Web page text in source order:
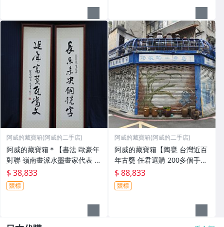
阿威的藏寶箱(阿威的二手店)
阿威的藏寶箱＊【書法 歐豪年
對聯 嶺南畫派水墨畫家代表 畫
心高110x24.5公分 秦孝儀譽為
(大宗師)認為他是嶺南畫派開宗
以來之詩書畫全能 名家書畫原
$ 38,833
競標
阿威的藏寶箱(阿威的二手店)
阿威的藏寶箱【陶甕 台灣近百
年古甕 任君選購 200多個手工
老甕 陶茶壺 大水缸 醃菜甕 紅
露酒甕 紹興酒甕 瓷甕 瓷器、
經典、舊物/擺飾 非金煉城】
$ 88,833
競標